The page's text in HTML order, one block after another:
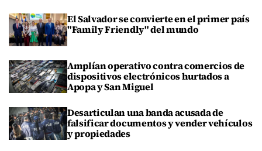
El Salvador se convierte en el primer país
"Family Friendly" del mundo
Amplían operativo contra comercios de
dispositivos electrónicos hurtados a
Apopa y San Miguel
Desarticulan una banda acusada de
falsificar documentos y vender vehículos
y propiedades